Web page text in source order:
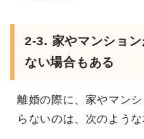
2-3. 家やマンショ
ない場合もある
離婚の際に、家やマン
らないのは、次のような